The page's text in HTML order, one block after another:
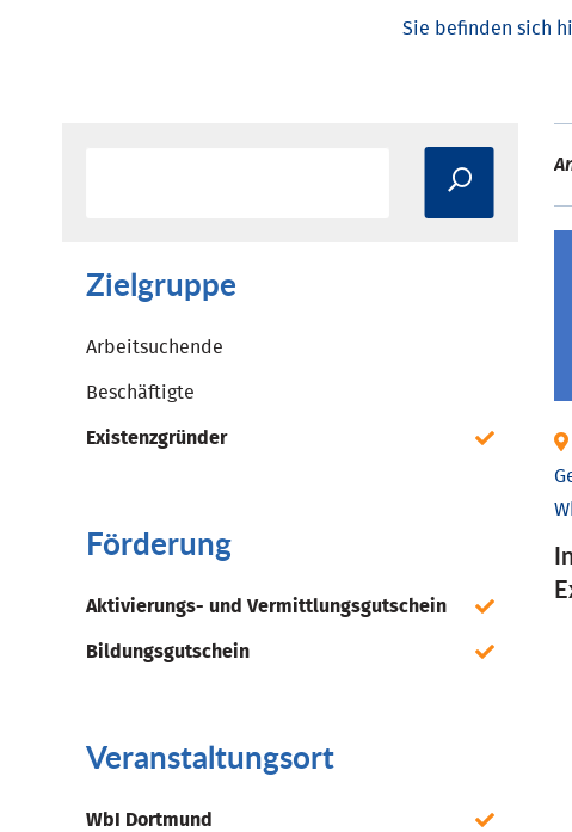
Zielgruppe
Arbeitsuchende
Beschäftigte
Existenzgründer
Förderung
Aktivierungs- und Vermittlungsgutschein
Bildungsgutschein
Veranstaltungsort
WbI Dortmund